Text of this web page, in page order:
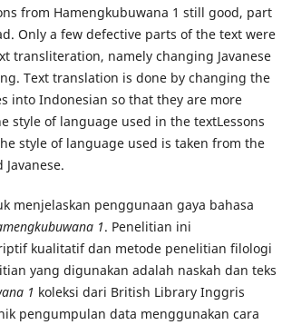
from Hamengkubuwana 1 still good, part
Only a few defective parts of the text were
transliteration, namely changing Javanese
Text translation is done by changing the
​​into Indonesian so that they are more
style of language used in the textLessons
style of language used is taken from the
menjelaskan penggunaan gaya bahasa
1. Penelitian ini
kualitatif dan metode penelitian filologi
yang digunakan adalah naskah dan teks
1 koleksi dari British Library Inggris
pengumpulan data menggunakan cara